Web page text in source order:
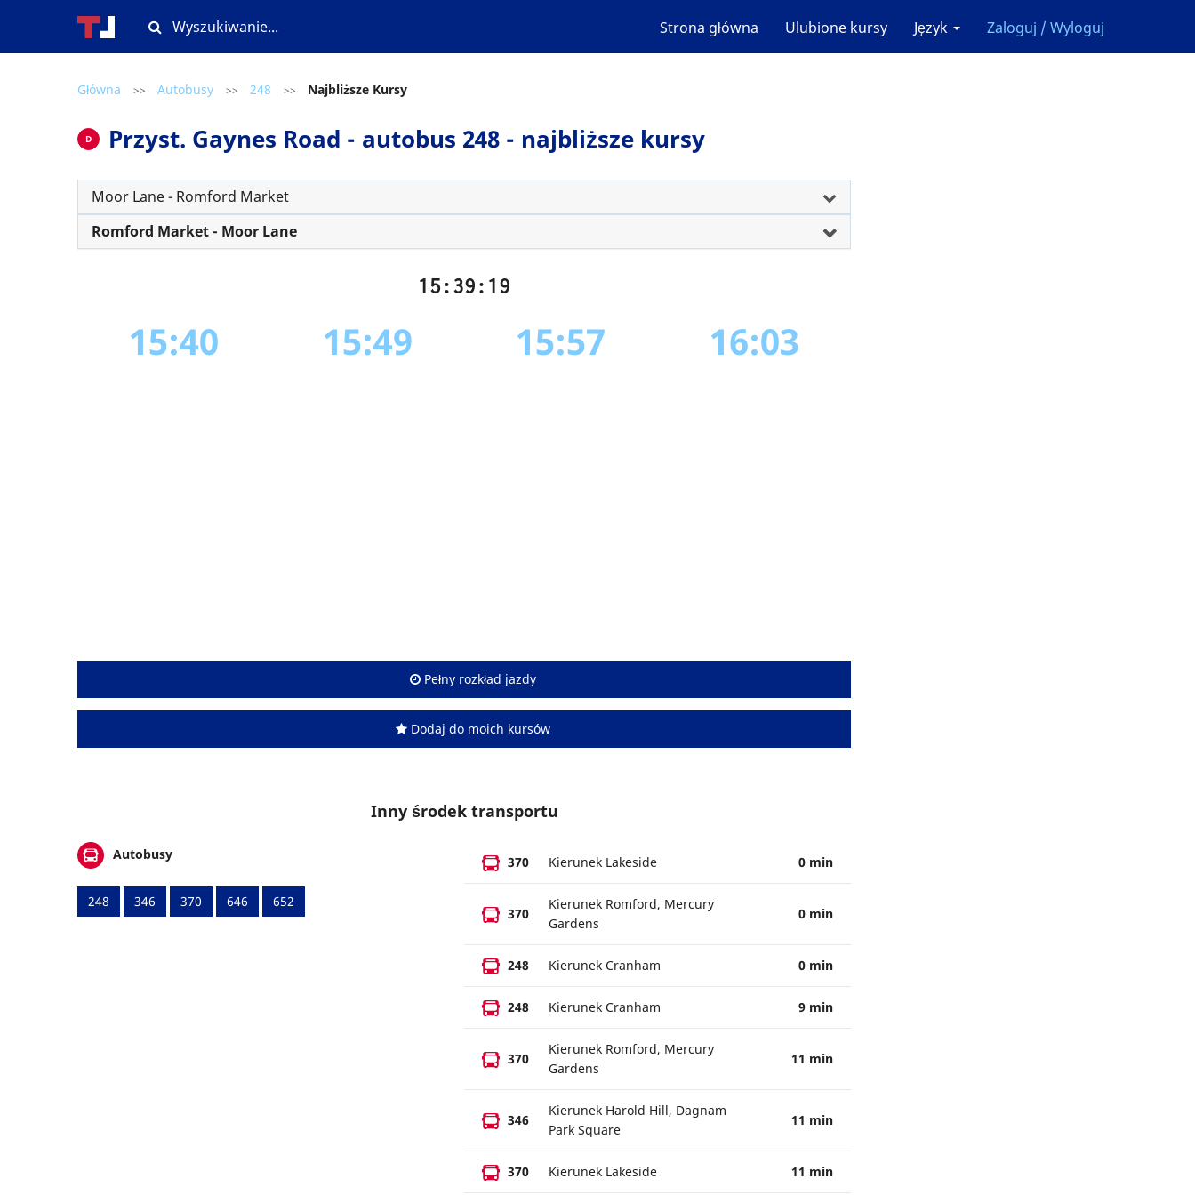
Strona główna Ulubione kursy Język Zaloguj / Wyloguj
Główna >> Autobusy >> 248 >> Najbliższe Kursy
D Przyst. Gaynes Road - autobus 248 - najbliższe kursy
Moor Lane - Romford Market
Romford Market - Moor Lane
15:39:20
15:40 15:49 15:57 16:03
Pełny rozkład jazdy
Dodaj do moich kursów
Inny środek transportu
Autobusy
248 346 370 646 652
370 Kierunek Lakeside 0 min
370
Kierunek Romford, Mercury
Gardens
0 min
248 Kierunek Cranham 0 min
248 Kierunek Cranham 9 min
370
Kierunek Romford, Mercury
Gardens
11 min
346
Kierunek Harold Hill, Dagnam
Park Square
11 min
370 Kierunek Lakeside 11 min